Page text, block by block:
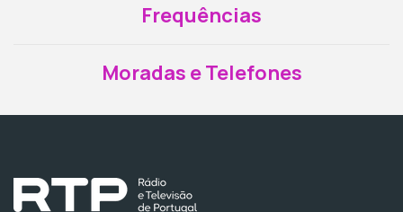
Frequências
Moradas e Telefones